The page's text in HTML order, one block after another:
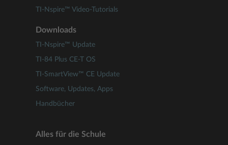
TI-Nspire™ Video-Tutorials
Downloads
TI-Nspire™ Update
TI-84 Plus CE-T OS
TI-SmartView™ CE Update
Software, Updates, Apps
Handbücher
Alles für die Schule